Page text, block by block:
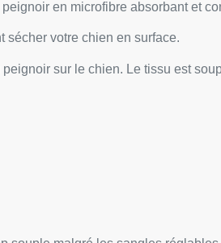
en microfibre absorbant et
sécher votre chien en surface.
sur le chien. Le tissu est